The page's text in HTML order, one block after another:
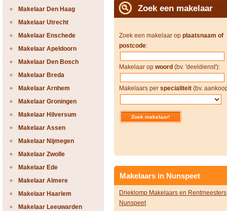
Makelaar Den Haag
Makelaar Utrecht
Makelaar Enschede
Makelaar Apeldoorn
Makelaar Den Bosch
Makelaar Breda
Makelaar Arnhem
Makelaar Groningen
Makelaar Hilversum
Makelaar Assen
Makelaar Nijmegen
Makelaar Zwolle
Makelaar Ede
Makelaar Almere
Makelaar Haarlem
Makelaar Leeuwarden
Zoek een makelaar
Zoek een makelaar op plaatsnaam of
postcode:
Makelaar op woord (bv. 'deeldienst'):
Makelaars per specialiteit (bv.
Makelaars in Nunspeet
Drieklomp Makelaars en Rentmeesters
Nunspeet